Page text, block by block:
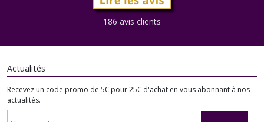
186 avis clients
Actualités
Recevez un code promo de 5€ pour 25€ d'achat en vous abonnant à nos
actualités.